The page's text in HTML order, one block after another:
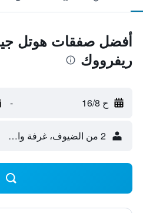
أفضل صفقات هوتل
ريفرووك
ح 16/8 -
2 من الضيوف، غرفة واحدة